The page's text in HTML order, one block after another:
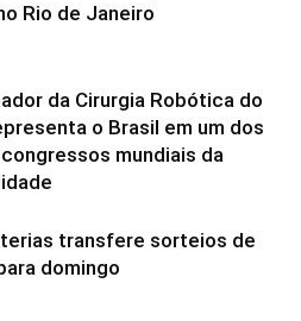
Rio de Janeiro
da Cirurgia Robótica do
o Brasil em um dos
mundiais da
transfere sorteios de
domingo